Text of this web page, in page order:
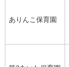
ありんこ保育園